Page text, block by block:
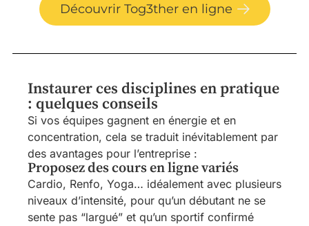
Découvrir Tog3ther en ligne
Instaurer ces disciplines en pratique
: quelques conseils
Si vos équipes gagnent en énergie et en
concentration, cela se traduit inévitablement par
des avantages pour l’entreprise :
Proposez des cours en ligne variés
Cardio, Renfo, Yoga… idéalement avec plusieurs
niveaux d’intensité, pour qu’un débutant ne se
sente pas “largué” et qu’un sportif confirmé